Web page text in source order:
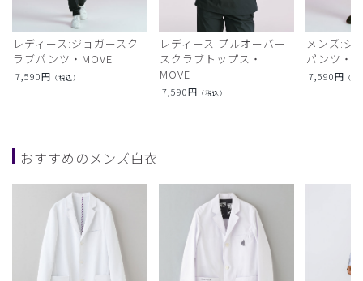
レディース:ジョガースク
ラブパンツ・MOVE
7,590円 （税込）
レディース:プルオーバー
スクラブトップス・
MOVE
7,590円 （税込）
メンズ:ジ
パンツ・
7,590円 （税
おすすめのメンズ白衣